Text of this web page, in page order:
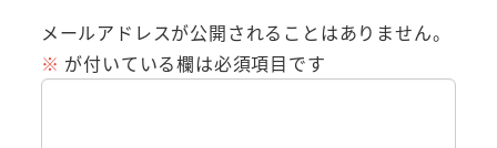
メールアドレスが公開されることはありません。
※ が付いている欄は必須項目です